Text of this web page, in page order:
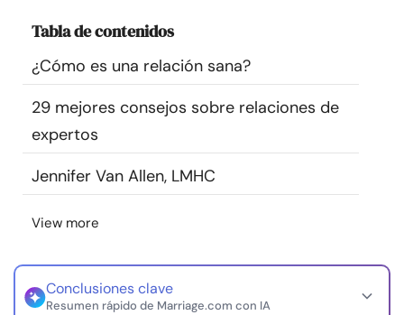
Idioma
Sobre nosotros Contáctanos Escríbenos
Publicidad con
nosotros
© Copyright 2026. Todos los derechos reservados.
Tabla de contenidos
¿Cómo es una relación sana?
29 mejores consejos sobre relaciones de
expertos
Jennifer Van Allen, LMHC
View more
Conclusiones clave
Resumen rápido de Marriage.com con IA